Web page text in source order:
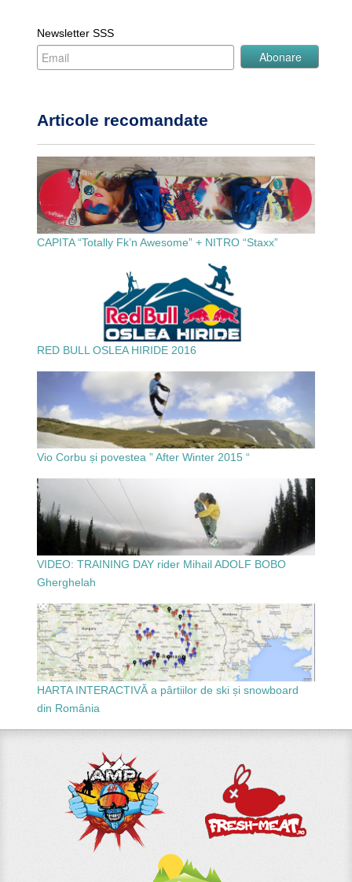
Newsletter SSS
Articole recomandate
CAPITA “Totally Fk’n Awesome” + NITRO “Staxx”
RED BULL OSLEA HIRIDE 2016
Vio Corbu și povestea ” After Winter 2015 “
VIDEO: TRAINING DAY rider Mihail ADOLF BOBO
Gherghelah
HARTA INTERACTIVĂ a pârtiilor de ski și snowboard
din România